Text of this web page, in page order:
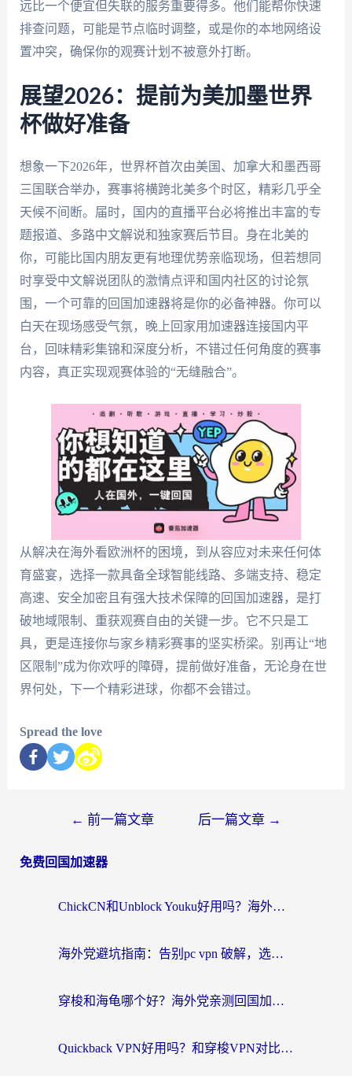
远比一个便宜但失联的服务重要得多。他们能帮你快速
排查问题，可能是节点临时调整，或是你的本地网络设
置冲突，确保你的观赛计划不被意外打断。
展望2026：提前为美加墨世界
杯做好准备
想象一下2026年，世界杯首次由美国、加拿大和墨西哥
三国联合举办，赛事将横跨北美多个时区，精彩几乎全
天候不间断。届时，国内的直播平台必将推出丰富的专
题报道、多路中文解说和独家赛后节目。身在北美的
你，可能比国内朋友更有地理优势亲临现场，但若想同
时享受中文解说团队的激情点评和国内社区的讨论氛
围，一个可靠的回国加速器将是你的必备神器。你可以
白天在现场感受气氛，晚上回家用加速器连接国内平
台，回味精彩集锦和深度分析，不错过任何角度的赛事
内容，真正实现观赛体验的“无缝融合”。
从解决在海外看欧洲杯的困境，到从容应对未来任何体
育盛宴，选择一款具备全球智能线路、多端支持、稳定
高速、安全加密且有强大技术保障的回国加速器，是打
破地域限制、重获观赛自由的关键一步。它不只是工
具，更是连接你与家乡精彩赛事的坚实桥梁。别再让“地
区限制”成为你欢呼的障碍，提前做好准备，无论身在世
界何处，下一个精彩进球，你都不会错过。
Spread the love
← 前一篇文章 后一篇文章 →
免费回国加速器
ChickCN和Unblock Youku好用吗？海外党亲测3款回国加速器，附iOS免费选择指南
海外党避坑指南：告别pc vpn 破解，选对回国加速器轻松访问国内资源
穿梭和海龟哪个好？海外党亲测回国加速器，附电脑免费VPN推荐
Quickback VPN好用吗？和穿梭VPN对比哪个回国效果更好？海外党必看的真实测评与选择指南